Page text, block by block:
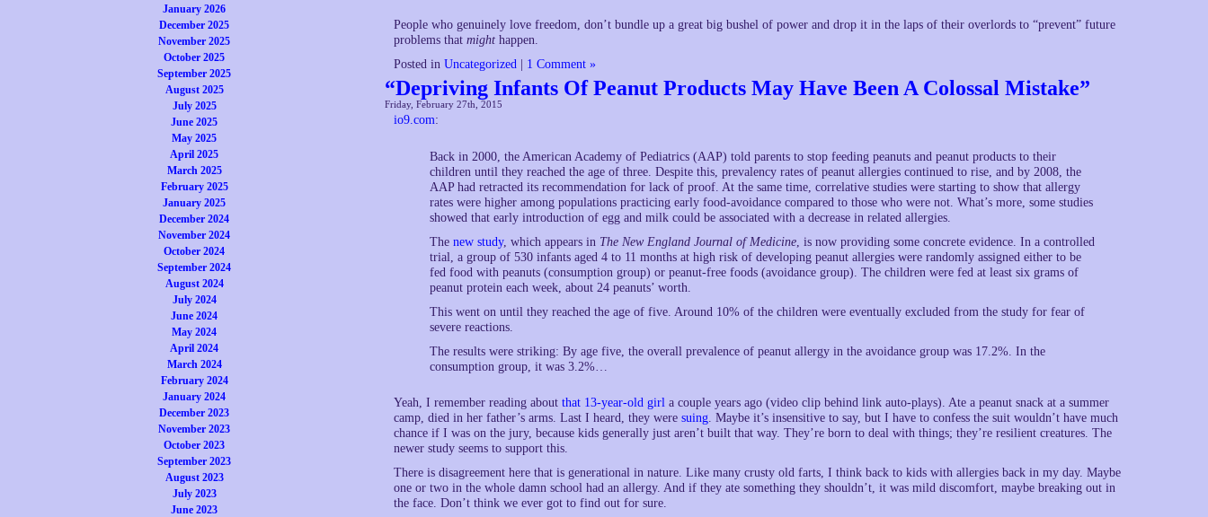
January 2026
December 2025
November 2025
October 2025
September 2025
August 2025
July 2025
June 2025
May 2025
April 2025
March 2025
February 2025
January 2025
December 2024
November 2024
October 2024
September 2024
August 2024
July 2024
June 2024
May 2024
April 2024
March 2024
February 2024
January 2024
December 2023
November 2023
October 2023
September 2023
August 2023
July 2023
June 2023
People who genuinely love freedom, don’t bundle up a great big bushel of power and drop it in the laps of their overlords to “prevent” future
problems that might happen.
Posted in Uncategorized 1 Comment »
“Depriving Infants Of Peanut Products May Have Been A Colossal Mistake”
Friday, February 27th, 2015
io9.com:
Back in 2000, the American Academy of Pediatrics (AAP) told parents to stop feeding peanuts and peanut products to their
children until they reached the age of three. Despite this, prevalency rates of peanut allergies continued to rise, and by 2008, the
AAP had retracted its recommendation for lack of proof. At the same time, correlative studies were starting to show that allergy
rates were higher among populations practicing early food-avoidance compared to those who were not. What’s more, some studies
showed that early introduction of egg and milk could be associated with a decrease in related allergies.
The new study, which appears in The New England Journal of Medicine , is now providing some concrete evidence. In a controlled
trial, a group of 530 infants aged 4 to 11 months at high risk of developing peanut allergies were randomly assigned either to be
fed food with peanuts (consumption group) or peanut-free foods (avoidance group). The children were fed at least six grams of
peanut protein each week, about 24 peanuts’ worth.
This went on until they reached the age of five. Around 10% of the children were eventually excluded from the study for fear of
severe reactions.
The results were striking: By age five, the overall prevalence of peanut allergy in the avoidance group was 17.2%. In the
consumption group, it was 3.2%…
Yeah, I remember reading about that 13-year-old girl a couple years ago (video clip behind link auto-plays). Ate a peanut snack at a summer
camp, died in her father’s arms. Last I heard, they were suing. Maybe it’s insensitive to say, but I have to confess the suit wouldn’t have much
chance if I was on the jury, because kids generally just aren’t built that way. They’re born to deal with things; they’re resilient creatures. The
newer study seems to support this.
There is disagreement here that is generational in nature. Like many crusty old farts, I think back to kids with allergies back in my day. Maybe
one or two in the whole damn school had an allergy. And if they ate something they shouldn’t, it was mild discomfort, maybe breaking out in
the face. Don’t think we ever got to find out for sure.